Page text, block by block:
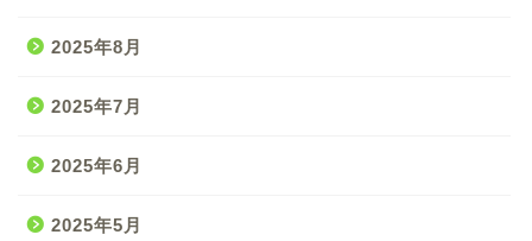
2025年8月
2025年7月
2025年6月
2025年5月